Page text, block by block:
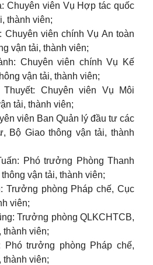
Chuyên viên Vụ Hợp tác quốc
thành viên;
Chuyên viên chính Vụ An toàn
vận tải, thành viên;
Chuyên viên chính Vụ Kế
vận tải, thành viên;
Chuyên viên Vụ Môi
tải, thành viên;
viên Ban Quản lý đầu tư các
Bộ Giao thông vận tải, thành
Phó trưởng Phòng Thanh
vận tải, thành viên;
Trưởng phòng Pháp chế, Cục
viên;
Trưởng phòng QLKCHTCB,
thành viên;
Phó trưởng phòng Pháp chế,
thành viên;